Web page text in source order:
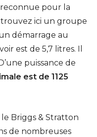
pour la
ici un groupe
démarrage au
est de 5,7 litres. Il
puissance de
est de 1125
Briggs & Stratton
de nombreuses